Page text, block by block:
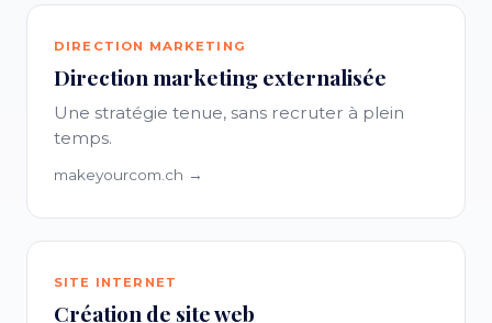
DIRECTION MARKETING
Direction marketing externalisée
Une stratégie tenue, sans recruter à plein
temps.
makeyourcom.ch →
SITE INTERNET
Création de site web